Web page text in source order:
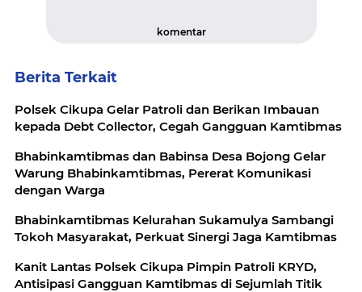
komentar
Berita Terkait
Polsek Cikupa Gelar Patroli dan Berikan Imbauan
kepada Debt Collector, Cegah Gangguan Kamtibmas
Bhabinkamtibmas dan Babinsa Desa Bojong Gelar
Warung Bhabinkamtibmas, Pererat Komunikasi
dengan Warga
Bhabinkamtibmas Kelurahan Sukamulya Sambangi
Tokoh Masyarakat, Perkuat Sinergi Jaga Kamtibmas
Kanit Lantas Polsek Cikupa Pimpin Patroli KRYD,
Antisipasi Gangguan Kamtibmas di Sejumlah Titik